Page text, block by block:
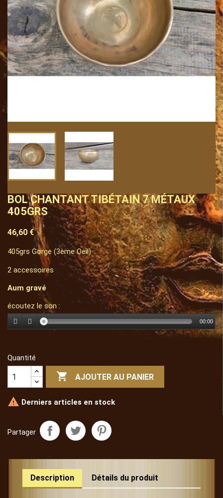
BOL CHANTANT TIBÉTAIN 7 MÉTAUX
405GRS
46,60 €
405grs Gorge (3ème Oeil)
2 accessoires
Aum gravé
écoutez le son :
00:00
Quantité
 AJOUTER AU PANIER
 Derniers articles en stock
Partager
Description Détails du produit